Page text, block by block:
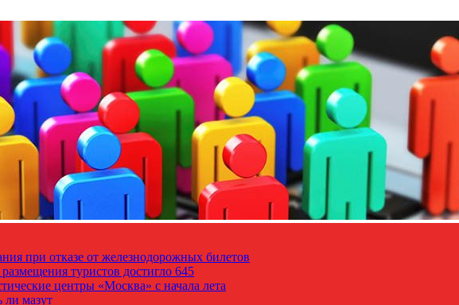
при отказе от железнодорожных билетов
туристов достигло 645
центры «Москва» с начала лета
ли мазут